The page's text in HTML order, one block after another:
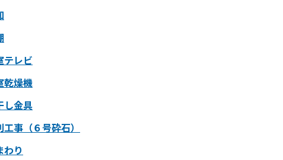
テレビ
乾燥機
し金具
工事（６号砕石）
わり